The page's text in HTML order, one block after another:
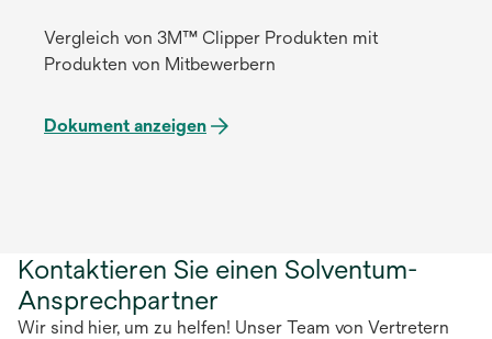
Vergleich von 3M™ Clipper Produkten mit
Produkten von Mitbewerbern
Dokument anzeigen
Kontaktieren Sie einen Solventum-
Ansprechpartner
Wir sind hier, um zu helfen! Unser Team von Vertretern